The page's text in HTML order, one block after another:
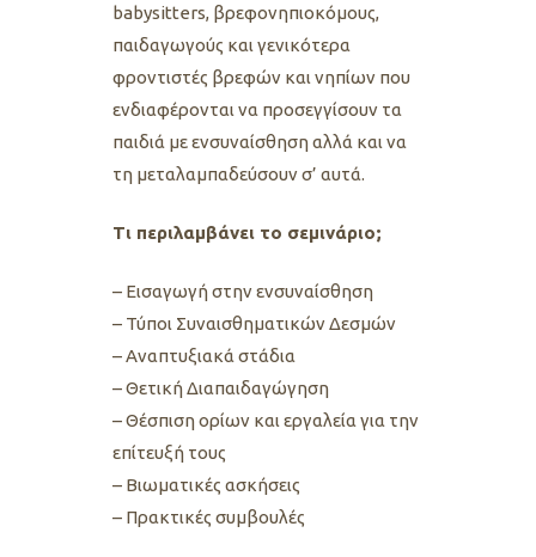
babysitters, βρεφονηπιοκόμους,
παιδαγωγούς και γενικότερα
φροντιστές βρεφών και νηπίων που
ενδιαφέρονται να προσεγγίσουν τα
παιδιά με ενσυναίσθηση αλλά και να
τη μεταλαμπαδεύσουν σ’ αυτά.
Τι περιλαμβάνει το σεμινάριο;
– Εισαγωγή στην ενσυναίσθηση
– Τύποι Συναισθηματικών Δεσμών
– Αναπτυξιακά στάδια
– Θετική Διαπαιδαγώγηση
– Θέσπιση ορίων και εργαλεία για την
επίτευξή τους
– Βιωματικές ασκήσεις
– Πρακτικές συμβουλές